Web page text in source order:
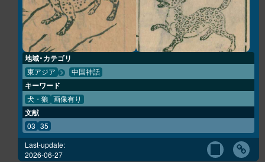
地域・カテゴリ
東アジア 中国神話
キーワード
犬・狼 画像有り
文献
03 35
Last-update:
2026-06-27